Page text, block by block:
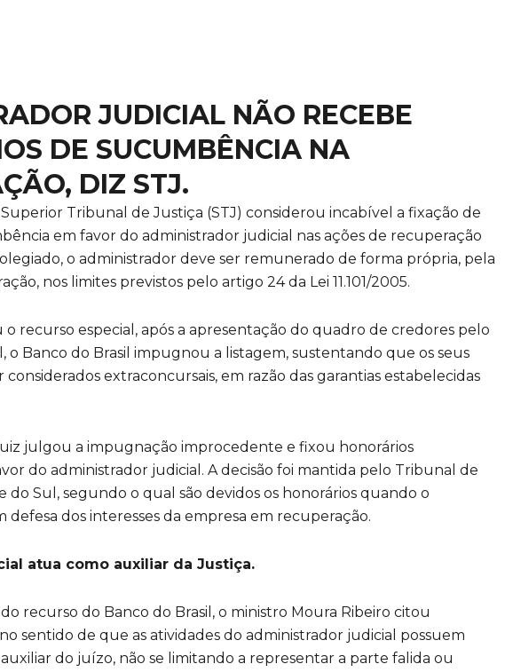
JUDICIAL NÃO RECEBE
DE SUCUMBÊNCIA NA
DIZ STJ.
Tribunal de Justiça (STJ) considerou incabível a fixação de
em favor do administrador judicial nas ações de recuperação
o administrador deve ser remunerado de forma própria, pela
nos limites previstos pelo artigo 24 da Lei 11.101/2005.
o recurso especial, após a apresentação do quadro de credores pelo
o Banco do Brasil impugnou a listagem, sustentando que os seus
extraconcursais, em razão das garantias estabelecidas
julgou a impugnação improcedente e fixou honorários
do administrador judicial. A decisão foi mantida pelo Tribunal de
do Sul, segundo o qual são devidos os honorários quando o
defesa dos interesses da empresa em recuperação.
atua como auxiliar da Justiça.
recurso do Banco do Brasil, o ministro Moura Ribeiro citou
sentido de que as atividades do administrador judicial possuem
do juízo, não se limitando a representar a parte falida ou